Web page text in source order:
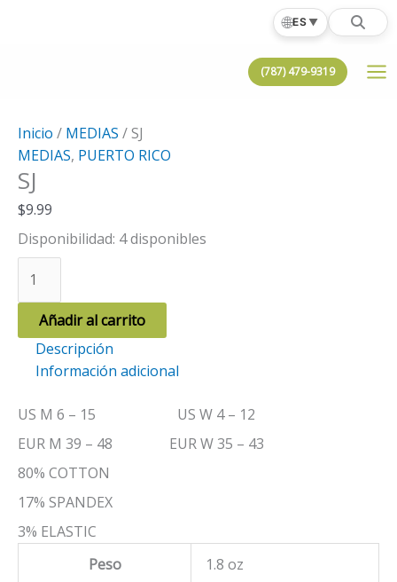
🌐ES▼
(787) 479-9319
Inicio / MEDIAS / SJ
MEDIAS, PUERTO RICO
SJ
$9.99
Disponibilidad: 4 disponibles
cantidad
Añadir al carrito
Descripción
Información adicional
US M 6 – 15 US W 4 – 12
EUR M 39 – 48 EUR W 35 – 43
80% COTTON
17% SPANDEX
3% ELASTIC
Peso
1.8 oz